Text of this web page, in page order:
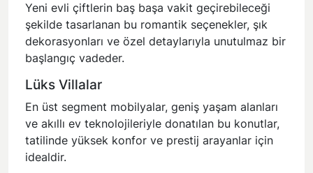
Yeni evli çiftlerin baş başa vakit geçirebileceği
şekilde tasarlanan bu romantik seçenekler, şık
dekorasyonları ve özel detaylarıyla unutulmaz bir
başlangıç vadeder.
Lüks Villalar
En üst segment mobilyalar, geniş yaşam alanları
ve akıllı ev teknolojileriyle donatılan bu konutlar,
tatilinde yüksek konfor ve prestij arayanlar için
idealdir.